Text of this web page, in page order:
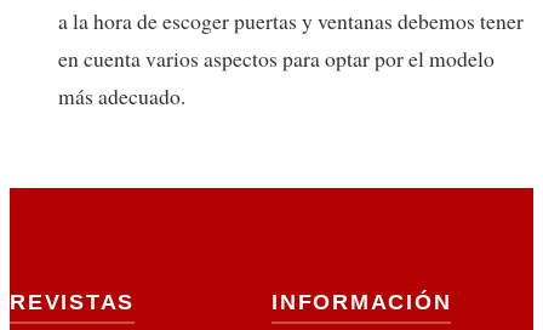
a la hora de escoger puertas y ventanas debemos tener
en cuenta varios aspectos para optar por el modelo
más adecuado.
REVISTAS INFORMACIÓN